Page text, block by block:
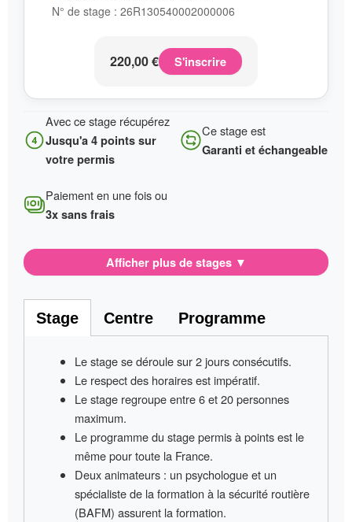
N° de stage : 26R130540002000006
220,00€ S'inscrire
Avec ce stage récupérez
Jusqu'a 4 points sur
votre permis
Ce stage est
Garanti et échangeable
Paiement en une fois ou
3x sans frais
Afficher plus de stages ▼
Stage Centre Programme
Le stage se déroule sur2 jours consécutifs.
Le respect des horaires est impératif.
Le stage regroupe entre6 et 20 personnes
maximum.
Le programme du stage permis à pointsest le
même pour toute la France.
Deux animateurs: un psychologue et un
spécialiste de la formation à la sécurité routière
(BAFM) assurent la formation.